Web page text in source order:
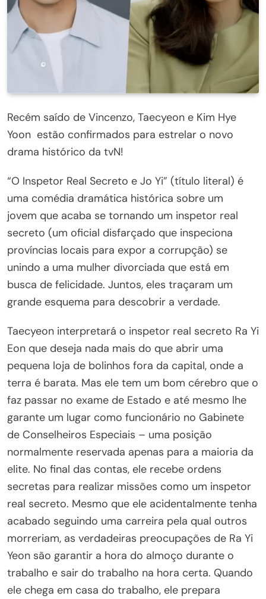
Recém saído de Vincenzo, Taecyeon e Kim Hye
Yoon estão confirmados para estrelar o novo
drama histórico da tvN!
“O Inspetor Real Secreto e Jo Yi” (título literal) é
uma comédia dramática histórica sobre um
jovem que acaba se tornando um inspetor real
secreto (um oficial disfarçado que inspeciona
províncias locais para expor a corrupção) se
unindo a uma mulher divorciada que está em
busca de felicidade. Juntos, eles traçaram um
grande esquema para descobrir a verdade.
Taecyeon interpretará o inspetor real secreto Ra Yi
Eon que deseja nada mais do que abrir uma
pequena loja de bolinhos fora da capital, onde a
terra é barata. Mas ele tem um bom cérebro que o
faz passar no exame de Estado e até mesmo lhe
garante um lugar como funcionário no Gabinete
de Conselheiros Especiais – uma posição
normalmente reservada apenas para a maioria da
elite. No final das contas, ele recebe ordens
secretas para realizar missões como um inspetor
real secreto. Mesmo que ele acidentalmente tenha
acabado seguindo uma carreira pela qual outros
morreriam, as verdadeiras preocupações de Ra Yi
Yeon são garantir a hora do almoço durante o
trabalho e sair do trabalho na hora certa. Quando
ele chega em casa do trabalho, ele prepara